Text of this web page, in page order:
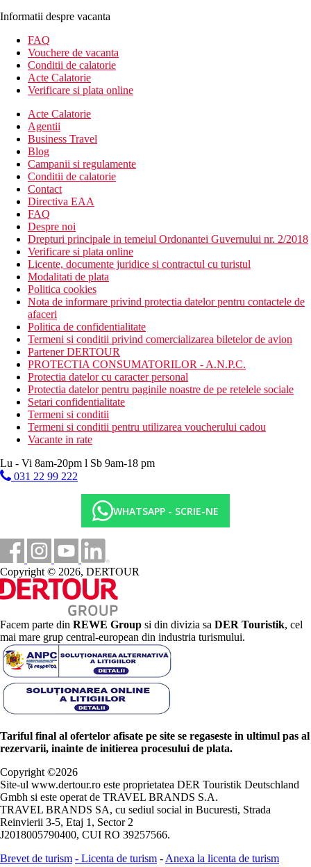
Informatii despre vacanta
FAQ
Vouchere de vacanta
Conditii de calatorie
Acte Calatorie
Verificare si plata online
Acte Calatorie
Agentii
Business Travel
Blog
Campanii si regulamente
Conditii de calatorie
Contact
Directiva EAA
FAQ
Despre noi
Drepturi principale in temeiul Ordonantei Guvernului nr. 2/2018
Verificare si plata online
Licente, documente juridice si contractul cu turistul
Modalitati de plata
Politica cookies
Nota de informare privind protectia datelor pentru contactele de
afaceri
Politica de confidentialitate
Termeni si conditii privind comercializarea biletelor de avion
Partener DERTOUR
PROTECTIA CONSUMATORILOR - A.N.P.C.
Protectia datelor cu caracter personal
Protectia datelor pentru paginile noastre de pe retelele sociale
Setari confidentialitate
Termeni si conditii
Termeni si conditii pentru utilizarea voucherului cadou
Vacante in rate
Lu - Vi 8am-20pm l Sb 9am-18 pm
031 22 99 222
WHATSAPP - SCRIE-NE
Copyright © 2026, DERTOUR
Facem parte din REWE Group si din divizia sa DER Touristik, cel
mai mare grup central-european din industria turismului.
Tariful final al ofertelor afisate pe site se regaseste in ultimul pas al
rezervarii, inainte de initierea procesului de plata.
Copyright ©2026
Site-ul www.dertour.ro este proprietatea DER Touristik Deutschland
Gmbh si este operat de TRAVEL BRANDS S.A.
TRAVEL BRANDS SA, cu sediul social in Bucuresti, Strada
Reinvierii 3-5, Etaj 1, Sector 2
J2018005790400, CUI RO 39257566.
Brevet de turism - Licenta de turism - Anexa la licenta de turism